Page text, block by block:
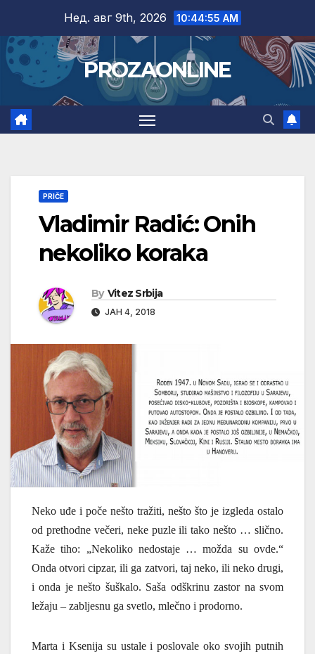
content
Нед. авг 9th, 2026 10:44:57 AM
PROZAONLINE
PRIČE
Vladimir Radić: Onih
nekoliko koraka
By Vitez Srbija
ЈАН 4, 2018
Neko uđe i poče nešto tražiti, nešto što je izgleda ostalo
od prethodne večeri, neke puzle ili tako nešto … slično.
Kaže tiho: „Nekoliko nedostaje … možda su ovde.“
Onda otvori cipzar, ili ga zatvori, taj neko, ili neko drugi,
i onda je nešto šuškalo. Saša odškrinu zastor na svom
ležaju – zabljesnu ga svetlo, mlečno i prodorno.
Marta i Ksenija su ustale i poslovale oko svojih putnih